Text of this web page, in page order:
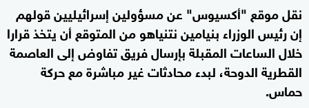
نقل موقع "أكسيوس" عن مسؤولين إسرائيليين قولهم
إن رئيس الوزراء بنيامين نتنياهو من المتوقع أن يتخذ قرارا
خلال الساعات المقبلة بإرسال فريق تفاوض إلى العاصمة
القطرية الدوحة، لبدء محادثات غير مباشرة مع حركة
حماس.